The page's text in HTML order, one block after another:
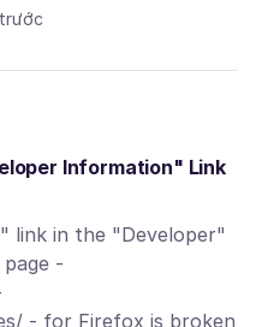
Information" Link
link in the "Developer"
-
- for Firefox is broken